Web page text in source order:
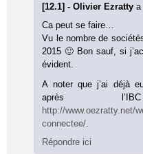
[12.1] - Olivier Ezrattya
Ca peut se faire…
Vu le nombre de
2015 🙂 Bon sauf, si
évident.
A noter que j’ai déjà
après
http://www.oezratty.net/
connectee/.
Répondre ici